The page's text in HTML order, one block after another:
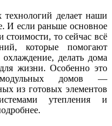
технологий делает наши
И если раньше основное
стоимости, то сейчас всё
которые помогают
делать дома
жизни. Особенно это
модульных домов —
из готовых элементов
утепления и